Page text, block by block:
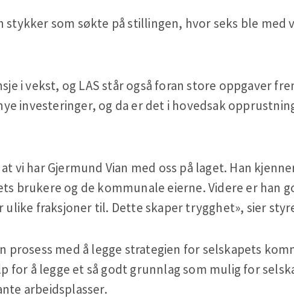
som søkte på stillingen, hvor seks ble med
i vekst, og LAS står også foran store oppgaver
investeringer, og da er det i hovedsak
vi har Gjermund Vian med oss på laget. Han
brukere og de kommunale eierne. Videre er
ulike fraksjoner til. Dette skaper trygghet», sier
prosess med å legge strategien for selskapets
for å legge et så godt grunnlag som mulig for
arbeidsplasser.